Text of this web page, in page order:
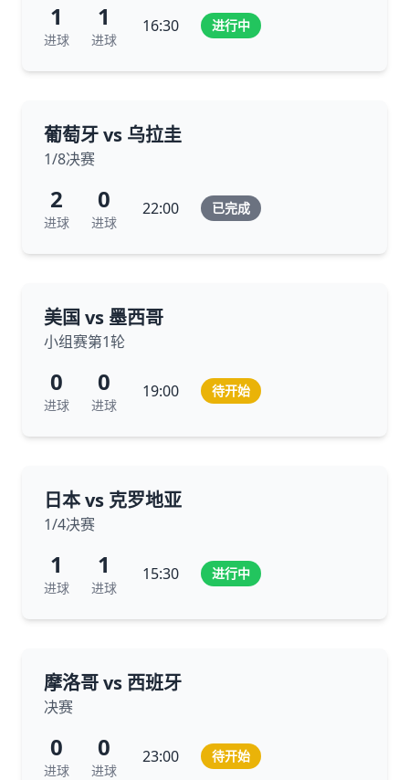
1
进球
1
进球
16:30 进行中
葡萄牙 vs 乌拉圭
1/8决赛
2
进球
0
进球
22:00 已完成
美国 vs 墨西哥
小组赛第1轮
0
进球
0
进球
19:00 待开始
日本 vs 克罗地亚
1/4决赛
1
进球
1
进球
15:30 进行中
摩洛哥 vs 西班牙
决赛
0
进球
0
进球
23:00 待开始